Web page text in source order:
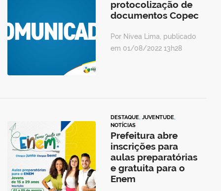
protocolização de
documentos Copec
Por Nívea Lima, publicado
em 01/08/2022 13h28
DESTAQUE, JUVENTUDE,
NOTÍCIAS
Prefeitura abre
inscrições para
aulas preparatórias
e gratuita para o
Enem